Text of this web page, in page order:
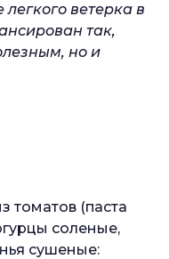
ветерка в
так,
но и
томатов (паста
соленые,
сушеные: